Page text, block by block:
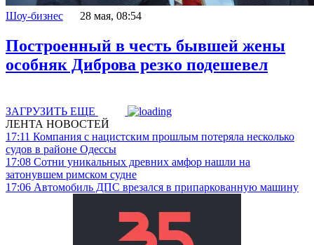
Шоу-бизнес 28 мая, 08:54
Построенный в честь бывшей жены
особняк Диброва резко подешевел
ЗАГРУЗИТЬ ЕЩЕ
ЛЕНТА НОВОСТЕЙ
17:11 Компания с нацистским прошлым потеряла несколько
судов в районе Одессы
17:08 Сотни уникальных древних амфор нашли на
затонувшем римском судне
17:06 Автомобиль ДПС врезался в припаркованную машину